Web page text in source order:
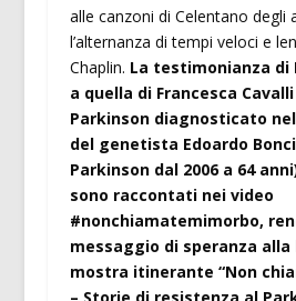
alle canzoni di Celentano degli
l’alternanza di tempi veloci e
Chaplin. La testimonianza di
a quella di Francesca
Parkinson diagnosticato nel
del genetista Edoardo
Parkinson dal 2006 a 64
sono raccontati nei video
#nonchiamatemimorbo,
messaggio di speranza alla
mostra itinerante “Non